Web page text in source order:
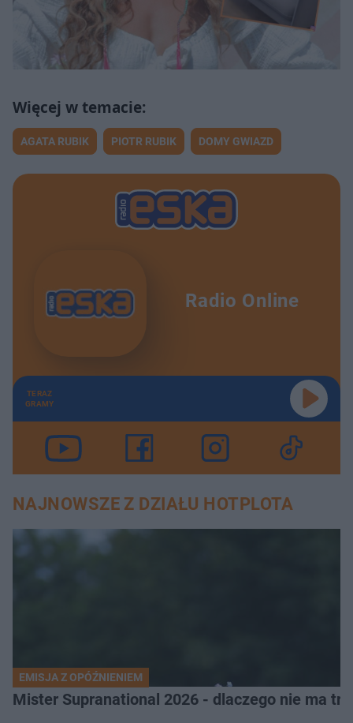
AGATA RUBIK PIOTR RUBIK DOMY GWIAZD
Radio Online
TERAZ
GRAMY
NAJNOWSZE Z DZIAŁU HOTPLOTA
EMISJA Z OPÓŹNIENIEM
Mister Supranational 2026 - dlaczego nie ma